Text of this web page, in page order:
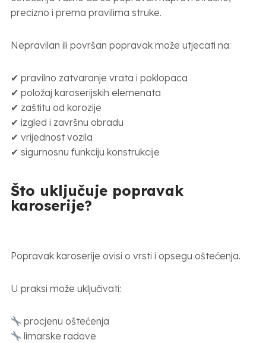
precizno i prema pravilima struke.
Nepravilan ili površan popravak može utjecati na:
✔ pravilno zatvaranje vrata i poklopaca
✔ položaj karoserijskih elemenata
✔ zaštitu od korozije
✔ izgled i završnu obradu
✔ vrijednost vozila
✔ sigurnosnu funkciju konstrukcije
Što uključuje popravak
karoserije?
Popravak karoserije ovisi o vrsti i opsegu oštećenja.
U praksi može uključivati:
procjenu oštećenja
limarske radove